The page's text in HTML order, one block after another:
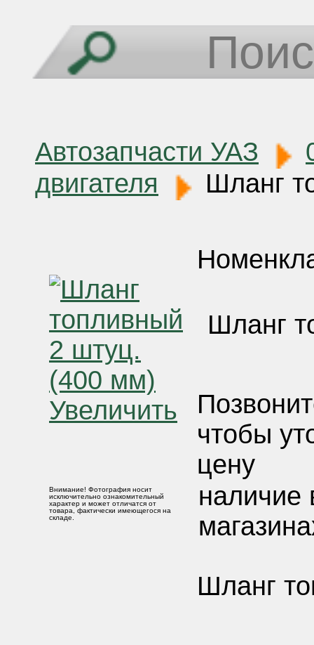
Автозапчасти УАЗ
двигателя
Шланг
Увеличить
Внимание! Фотография носит
исключительно ознакомительный
характер и может отличатся от
товара, фактически имеющегося на
складе.
Шланг
чтобы
цену
наличие
Шланг